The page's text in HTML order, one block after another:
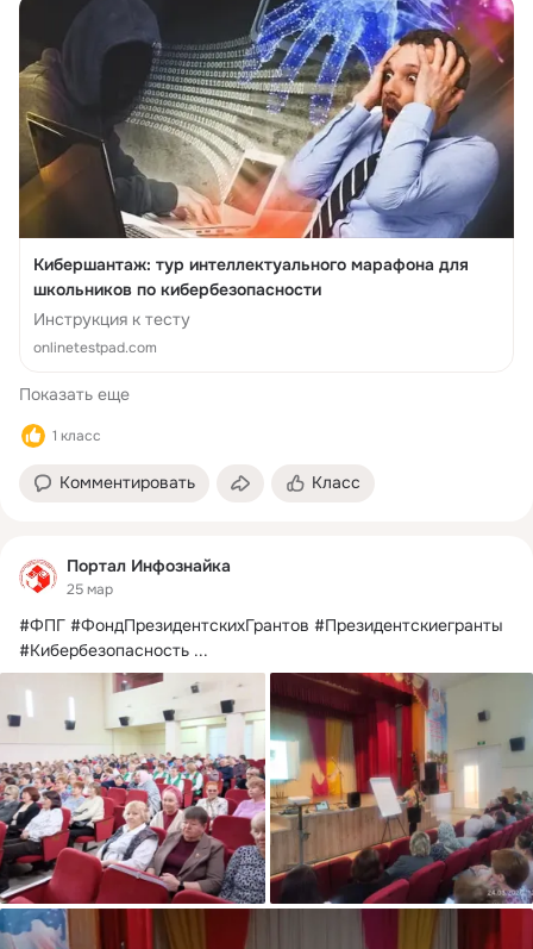
Кибершантаж: тур интеллектуального марафона для
школьников по кибербезопасности
Инструкция к тесту
onlinetestpad.com
Показать еще
1 класс
Комментировать Класс
Портал Инфознайка
25 мар
#ФПГ #ФондПрезидентскихГрантов #Президентскиегранты
#Кибербезопасность ...